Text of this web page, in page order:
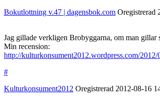
Bokutlottning v.47 | dagensbok.com Oregistrerad
Jag gillade verkligen Brobyggarna, om man
Min recension:
http://kulturkonsument2012.wordpress.com/
#
Kulturkonsument2012 Oregistrerad 2012-08-16